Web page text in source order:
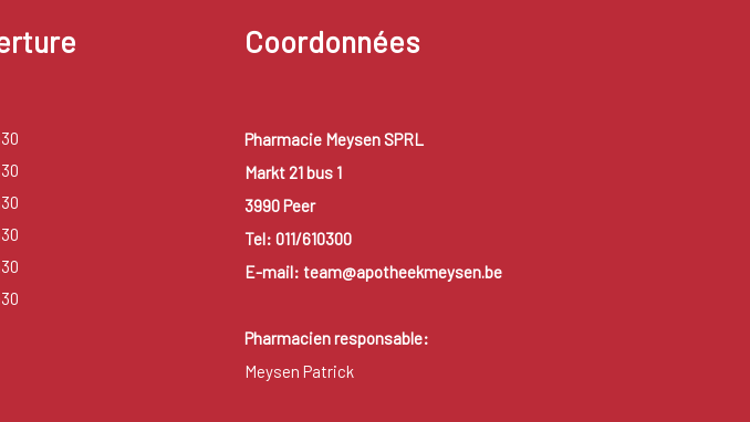
Coordonnées
Pharmacie Meysen SPRL
Markt 21 bus 1
3990 Peer
Tel: 011/610300
E-mail: team@apotheekmeysen.be
Pharmacien responsable:
Meysen Patrick